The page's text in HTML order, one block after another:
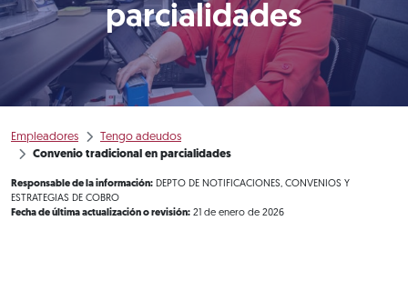
parcialidades
Empleadores
Tengo adeudos
Convenio tradicional en parcialidades
Responsable de la información: DEPTO DE NOTIFICACIONES, CONVENIOS Y
ESTRATEGIAS DE COBRO
Fecha de última actualización o revisión: 21 de enero de 2026